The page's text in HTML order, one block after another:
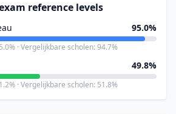
reference levels
95.0%
· Vergelijkbare scholen: 94.7%
49.8%
· Vergelijkbare scholen: 51.8%